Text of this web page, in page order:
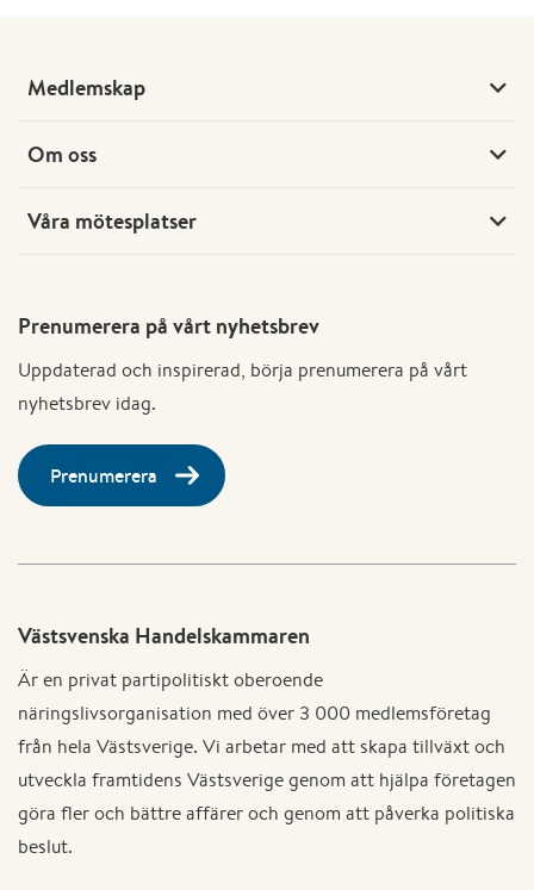
Medlemskap
Om oss
Våra mötesplatser
Prenumerera på vårt nyhetsbrev
Uppdaterad och inspirerad, börja prenumerera på vårt
nyhetsbrev idag.
Prenumerera
Västsvenska Handelskammaren
Är en privat partipolitiskt oberoende
näringslivsorganisation med över 3 000 medlemsföretag
från hela Västsverige. Vi arbetar med att skapa tillväxt och
utveckla framtidens Västsverige genom att hjälpa företagen
göra fler och bättre affärer och genom att påverka politiska
beslut.